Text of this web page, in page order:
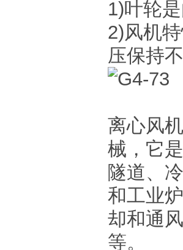
1)叶轮
2)风机
压保持
离心风
械，它
隧道、
和工业
却和通
等。